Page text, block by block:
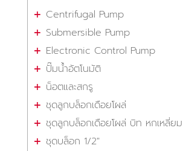
Centrifugal Pump
Submersible Pump
Electronic Control Pump
ปั๊มน้ำอัตโนมัติ
น็อตและสกรู
ชุดลูกบล็อกเดือยโผล่
ชุดลูกบล็อกเดือยโผล่ บิท หกเหลี่ยม
ชุดบล็อก 1/2"